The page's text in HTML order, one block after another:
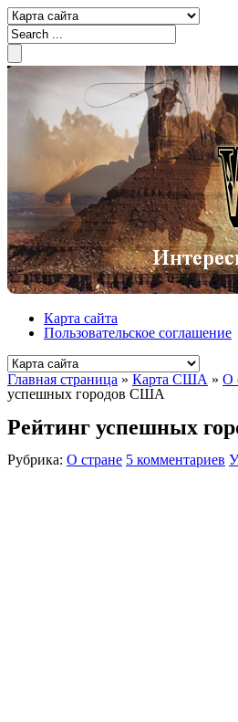
Карта сайта
Пользовательское соглашение
Главная страница » Карта США » О
успешных городов США
Рейтинг успешных
Рубрика: О стране 5 комментариев